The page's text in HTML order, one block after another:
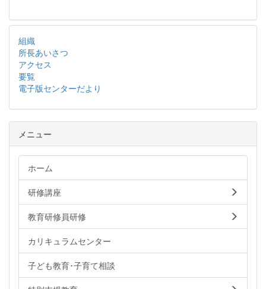
組織
所長あいさつ
アクセス
要覧
電子版センターだより
メニュー
ホーム
研修講座
教育研修員研修
カリキュラムセンター
子ども教育･子育て相談